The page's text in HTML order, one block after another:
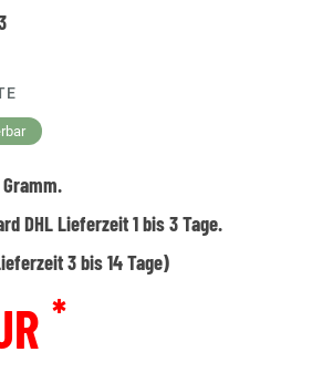
Gramm.
DHL Lieferzeit 1 bis 3 Tage.
3 bis 14 Tage)
*